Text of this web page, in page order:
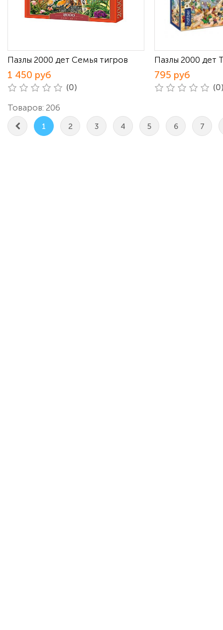
Пазлы 2000 дет Семья тигров
1 450 руб
(0)
Пазлы 2000 дет
795 руб
Товаров: 206
1 2 3 4 5 6 7